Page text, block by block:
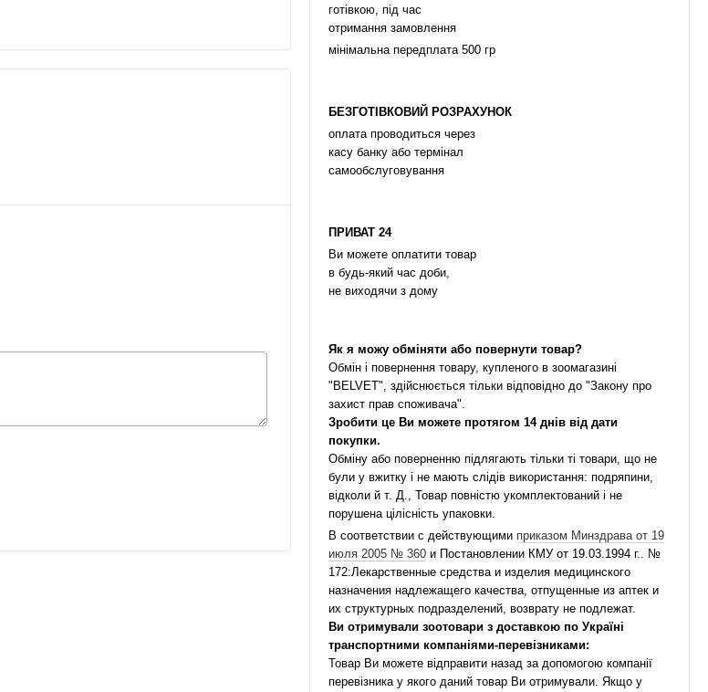
готівкою, під час
отримання замовлення
мінімальна передплата 500 гр
БЕЗГОТІВКОВИЙ РОЗРАХУНОК
оплата проводиться через
касу банку або термінал
самообслуговування
ПРИВАТ 24
Ви можете оплатити товар
в будь-який час доби,
не виходячи з дому
Як я можу обміняти або повернути товар?
Обмін і повернення товару, купленого в зоомагазині
"BELVET", здійснюється тільки відповідно до "Закону про
захист прав споживача".
Зробити це Ви можете протягом 14 днів від дати
покупки.
Обміну або поверненню підлягають тільки ті товари, що не
були у вжитку і не мають слідів використання: подряпини,
відколи й т. Д., Товар повністю укомплектований і не
порушена цілісність упаковки.
В соответствии с действующими приказом Минздрава от 19
июля 2005 № 360и Постановлении КМУ от 19.03.1994 г.. №
172:Лекарственные средства и изделия медицинского
назначения надлежащего качества, отпущенные из аптек и
их структурных подразделений, возврату не подлежат.
Ви отримували зоотовари з доставкою по Україні
транспортними компаніями-перевізниками:
Товар Ви можете відправити назад за допомогою компанії
перевізника у якого даний товар Ви отримували. Якщо у